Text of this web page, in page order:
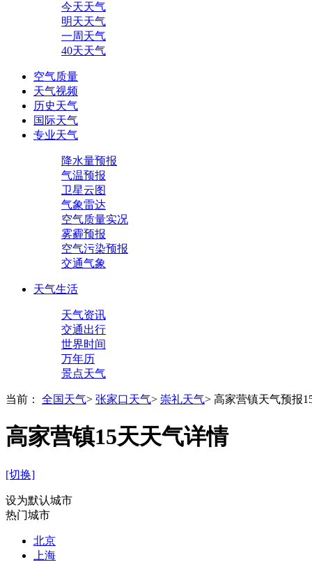
今天天气
明天天气
一周天气
40天天气
空气质量
天气视频
历史天气
国际天气
专业天气
降水量预报
气温预报
卫星云图
气象雷达
空气质量实况
雾霾预报
空气污染预报
交通气象
天气生活
天气资讯
交通出行
世界时间
万年历
景点天气
当前： 全国天气> 张家口天气> 崇礼天气> 高家营镇天气预报
高家营镇15天天气详情
[切换]
设为默认城市
热门城市
北京
上海